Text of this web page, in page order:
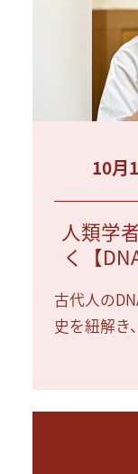
10月
人類学
く【
古代人の
史を紐解き